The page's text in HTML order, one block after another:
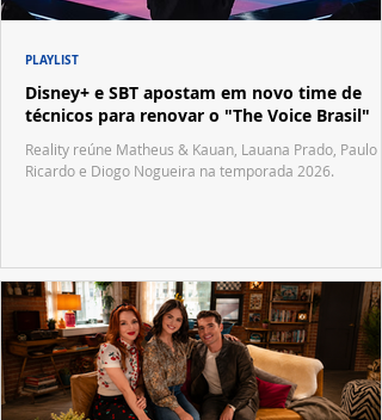
Disney+ e SBT apostam em novo time de
técnicos para renovar o "The Voice Brasil"
Reality reúne Matheus & Kauan, Lauana Prado, Paulo
Ricardo e Diogo Nogueira na temporada 2026.
PLAYLIST